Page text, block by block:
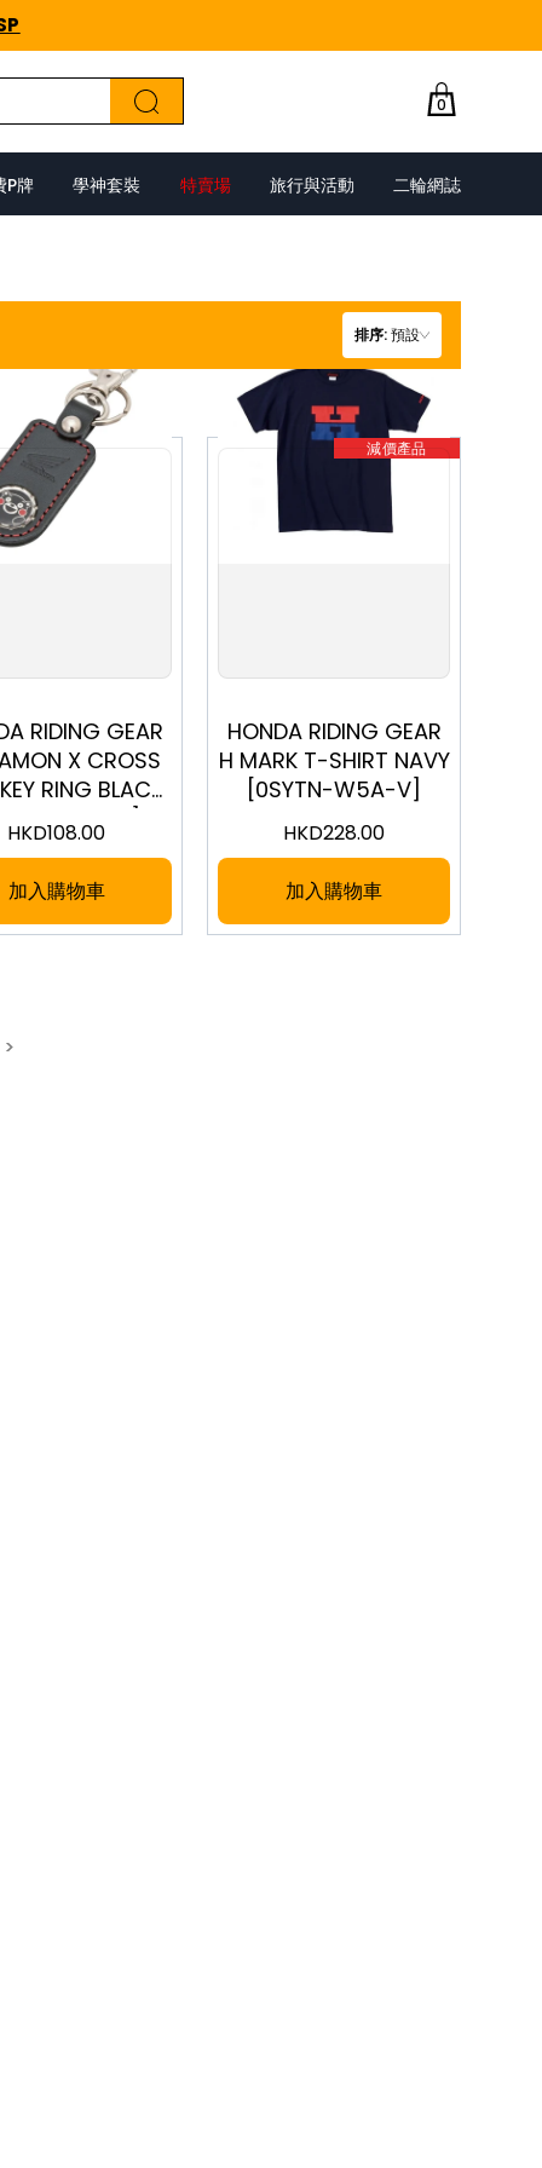
0
P牌 學神套裝 特賣場 旅行與活動 二輪網誌
排序:預設
RIDING GEAR
X CROSS
RING BLACK
29D-KF]
HKD108.00
加入購物車
減價產品
HONDA RIDING GEAR
H MARK T-SHIRT NAVY
[0SYTN-W5A-V]
HKD228.00
加入購物車